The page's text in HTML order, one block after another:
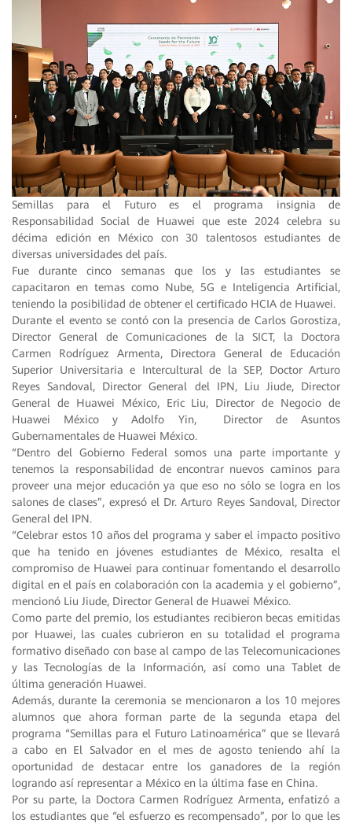
Semillas para el Futuro es el programa insignia de
Responsabilidad Social de Huawei que este 2024 celebra su
décima edición en México con 30 talentosos estudiantes de
diversas universidades del país.
Fue durante cinco semanas que los y las estudiantes se
capacitaron en temas como Nube, 5G e Inteligencia Artificial,
teniendo la posibilidad de obtener el certificado HCIA de Huawei.
Durante el evento se contó con la presencia de Carlos Gorostiza,
Director General de Comunicaciones de la SICT, la Doctora
Carmen Rodríguez Armenta, Directora General de Educación
Superior Universitaria e Intercultural de la SEP, Doctor Arturo
Reyes Sandoval, Director General del IPN, Liu Jiude, Director
General de Huawei México, Eric Liu, Director de Negocio de
Huawei México y Adolfo Yin, Director de Asuntos
Gubernamentales de Huawei México.
“Dentro del Gobierno Federal somos una parte importante y
tenemos la responsabilidad de encontrar nuevos caminos para
proveer una mejor educación ya que eso no sólo se logra en los
salones de clases”, expresó el Dr. Arturo Reyes Sandoval, Director
General del IPN.
“Celebrar estos 10 años del programa y saber el impacto positivo
que ha tenido en jóvenes estudiantes de México, resalta el
compromiso de Huawei para continuar fomentando el desarrollo
digital en el país en colaboración con la academia y el gobierno”,
mencionó Liu Jiude, Director General de Huawei México.
Como parte del premio, los estudiantes recibieron becas emitidas
por Huawei, las cuales cubrieron en su totalidad el programa
formativo diseñado con base al campo de las Telecomunicaciones
y las Tecnologías de la Información, así como una Tablet de
última generación Huawei.
Además, durante la ceremonia se mencionaron a los 10 mejores
alumnos que ahora forman parte de la segunda etapa del
programa “Semillas para el Futuro Latinoamérica” que se llevará
a cabo en El Salvador en el mes de agosto teniendo ahí la
oportunidad de destacar entre los ganadores de la región
logrando así representar a México en la última fase en China.
Por su parte, la Doctora Carmen Rodríguez Armenta, enfatizó a
los estudiantes que “el esfuerzo es recompensado”, por lo que les